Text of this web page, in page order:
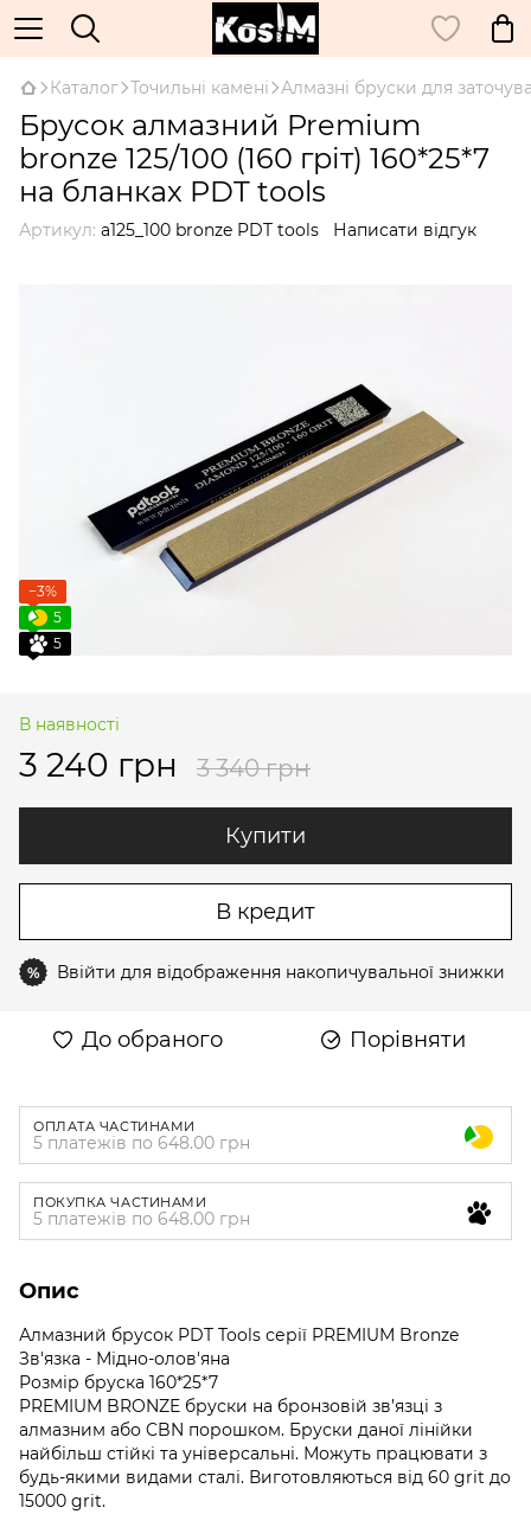
Каталог Точильні камені Алмазні бруски для
Брусок алмазний Premium
bronze 125/100 (160 гріт) 160*25*7
на бланках PDT tools
Артикул: а125_100 bronze PDT tools Написати відгук
−3%
5
5
В наявності
3 240 грн 3 340 грн
Купити
В кредит
% Ввійти для відображення накопичувальної знижки
До обраного Порівняти
ОПЛАТА ЧАСТИНАМИ
5 платежів по 648.00 грн
ПОКУПКА ЧАСТИНАМИ
5 платежів по 648.00 грн
Опис
Алмазний брусок PDT Tools серії PREMIUM Bronze
Зв'язка - Мідно-олов'яна
Розмір бруска 160*25*7
PREMIUM BRONZE бруски на бронзовій зв’язці з
алмазним або CBN порошком. Бруски даної лінійки
найбільш стійкі та універсальні. Можуть працювати з
будь-якими видами сталі. Виготовляються від 60 grit до
15000 grit.